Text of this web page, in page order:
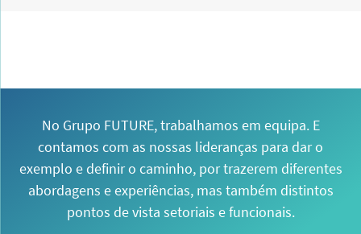
No Grupo FUTURE, trabalhamos em equipa. E
contamos com as nossas lideranças para dar o
exemplo e definir o caminho, por trazerem diferentes
abordagens e experiências, mas também distintos
pontos de vista setoriais e funcionais.